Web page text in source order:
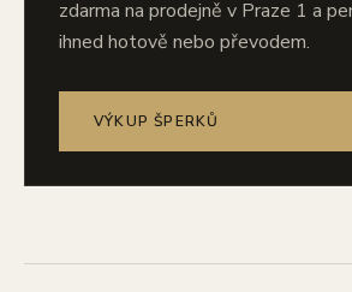
zdarma na prodejně v Praze 1 a
ihned hotově nebo převodem.
VÝKUP ŠPERKŮ